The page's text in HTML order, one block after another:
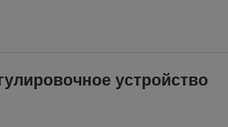
устройство